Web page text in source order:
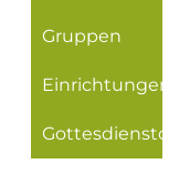
Gruppen
Einrichtungen